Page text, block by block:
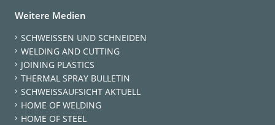
Weitere Medien
SCHWEISSEN UND SCHNEIDEN
WELDING AND CUTTING
JOINING PLASTICS
THERMAL SPRAY BULLETIN
SCHWEISSAUFSICHT AKTUELL
HOME OF WELDING
HOME OF STEEL